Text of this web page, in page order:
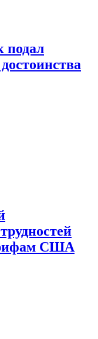
подал
США